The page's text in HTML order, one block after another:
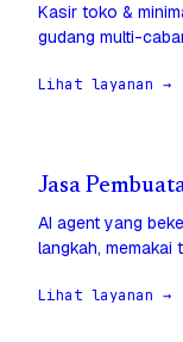
Kasir toko &
gudang multi-
Lihat layanan →
Jasa
AI agent yang
langkah,
Lihat layanan →